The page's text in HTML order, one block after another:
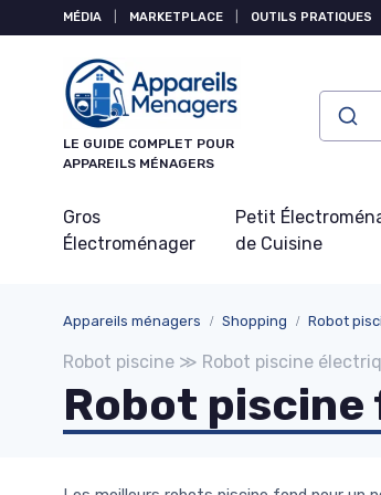
MÉDIA MARKETPLACE OUTILS PRATIQUES
LE GUIDE COMPLET POUR
APPAREILS MÉNAGERS
Gros
Électroménager
Petit
de Cuisine
Appareils ménagers Shopping Robot
Robot piscine ≫ Robot piscine
Robot piscine
Panneau de gestion des cookies